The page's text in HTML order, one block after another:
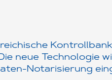
neue Technologie
Notarisierung